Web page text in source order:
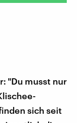
"Du musst nur
sich seit